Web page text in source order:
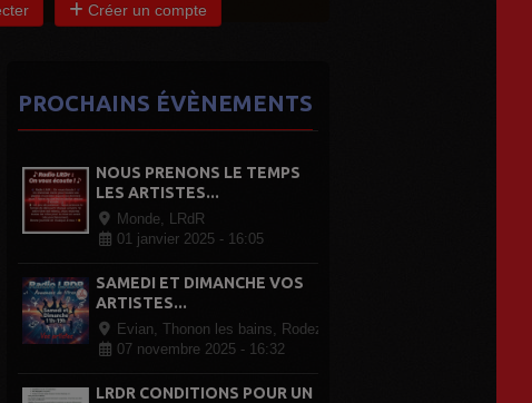
Créer un compte
PROCHAINS ÉVÈNEMENTS
NOUS PRENONS LE TEMPS
LES ARTISTES...
Monde, LRdR
01 janvier 2025 - 16:05
SAMEDI ET DIMANCHE VOS
ARTISTES...
Evian, Thonon les bains, Rodez Paris, partout en France
07 novembre 2025 - 16:32
LRDR CONDITIONS POUR UN